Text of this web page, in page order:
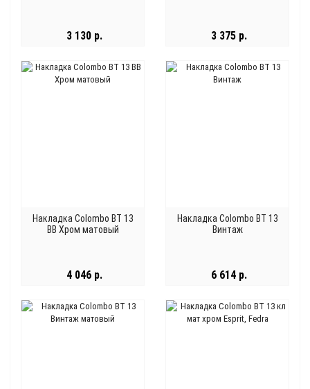
3 130 р. 3 375 р.
Накладка Colombo BT 13
BB Хром матовый
4 046 р.
Накладка Colombo BT 13
Винтаж
6 614 р.